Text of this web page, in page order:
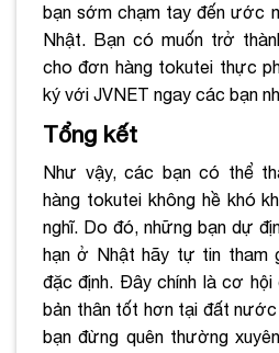
bạn sớm chạm tay đến ước
Nhật. Bạn có muốn trở
cho đơn hàng tokutei thực
ký với JVNET ngay các bạn
Tổng kết
Như vậy, các bạn có thể
hàng tokutei không hề khó
nghĩ. Do đó, những bạn dự
hạn ở Nhật hãy tự tin tham
đặc định. Đây chính là cơ
bản thân tốt hơn tại đất
bạn đừng quên thường